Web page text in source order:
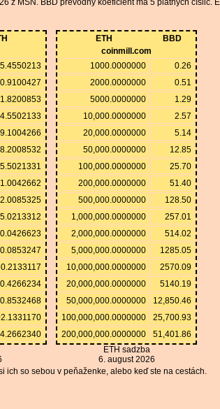
ETH
BBD
coinmill.com
1000.0000000
0.26
2000.0000000
0.51
5000.0000000
1.29
10,000.0000000
2.57
20,000.0000000
5.14
50,000.0000000
12.85
100,000.0000000
25.70
200,000.0000000
51.40
500,000.0000000
128.50
1,000,000.0000000
257.01
2,000,000.0000000
514.02
5,000,000.0000000
1285.05
10,000,000.0000000
2570.09
20,000,000.0000000
5140.19
50,000,000.0000000
12,850.46
100,000,000.0000000
25,700.93
200,000,000.0000000
51,401.86
ETH sadzba
6. august 2026
ich so sebou v peňaženke, alebo keď ste na cestách.